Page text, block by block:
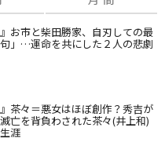
』お市と柴田勝家、自刃しての最
」…運命を共にした２人の悲劇
』茶々＝悪女はほぼ創作？秀吉が
亡を背負わされた茶々(井上和)
涯